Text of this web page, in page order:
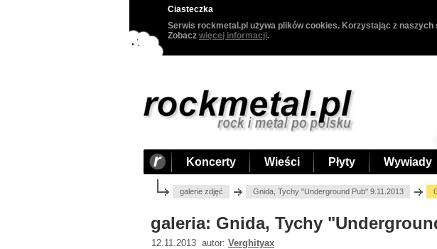
Ciasteczka
Serwis rockmetal.pl używa plików cookies. Korzystając z
Zobacz więcej informacji.
Koncerty Wieści Płyty Wywiady
galerie zdjęć Gnida, Tychy "Underground Pub" 9.11.2013
galeria: Gnida, Tychy
12.11.2013 autor: Verghityax